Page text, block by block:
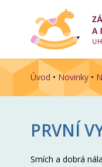
Úvod • Novinky •
PRVNÍ
Smích a dobrá